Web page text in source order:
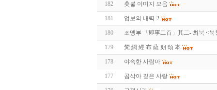
182 촛불 이미지 모음
181 업보의 내력-2
180 조맹부 「即事二首」其二- 최북 <북
179 梵 網 經 布 薩 朗 頌 本
178 야속한 사람아
177 곰삭아 깊은 사랑